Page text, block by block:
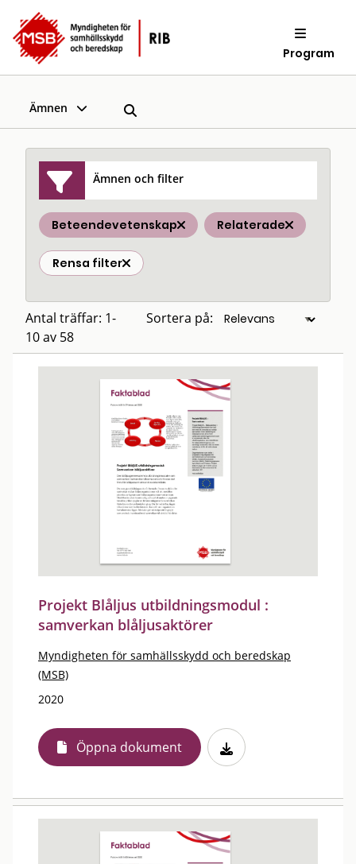
Program
Ämnen
Ämnen och filter
Beteendevetenskap Relaterade
Rensa filter
Antal träffar: 1-
10 av 58
Sortera på:
Projekt Blåljus utbildningsmodul :
samverkan blåljusaktörer
Myndigheten för samhällsskydd och beredskap
(MSB)
2020
Öppna dokument